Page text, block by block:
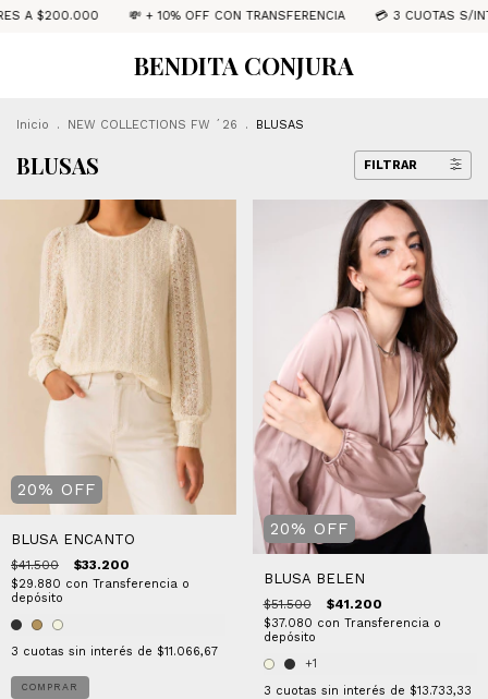
💸 + 10% OFF CON TRANSFERENCIA 💳 3 CUOTAS S/INTERÉS
BENDITA CONJURA
Inicio . NEW COLLECTIONS FW ´26 . BLUSAS
BLUSAS FILTRAR
20% OFF
BLUSA ENCANTO
$41.500 $33.200
$29.880 con Transferencia o
depósito
3 cuotas sin interés de $11.066,67
COMPRAR
20% OFF
BLUSA BELEN
$51.500 $41.200
$37.080 con Transferencia o
depósito
+1
3 cuotas sin interés de $13.733,33